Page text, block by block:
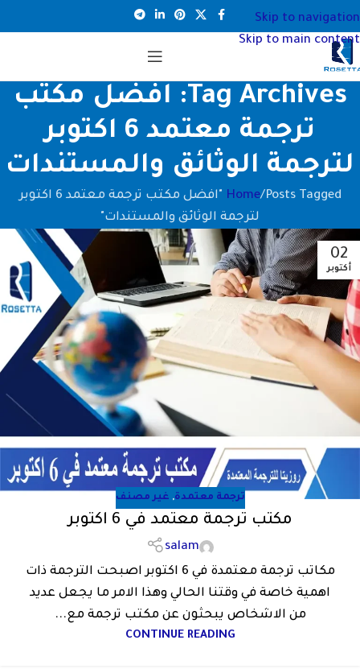
Skip to navigation
Skip to main content
Tag Archives: افضل مكتب
ترجمة معتمد 6 اكتوبر
لترجمة الوثائق والمستندات
Home
Posts Tagged "افضل مكتب ترجمة معتمد 6 اكتوبر
لترجمة الوثائق والمستندات"
02
أكتوبر
ترجمة معتمدة, غير مصنف
مكتب ترجمة معتمد في 6 اكتوبر
salam
مكاتب ترجمة معتمدة في 6 اكتوبر اصبحت الترجمة ذات
اهمية خاصة في وقتنا الحالي وهذا الامر ما يجعل عديد
من الاشخاص يبحثون عن مكتب ترجمة مع...
CONTINUE READING